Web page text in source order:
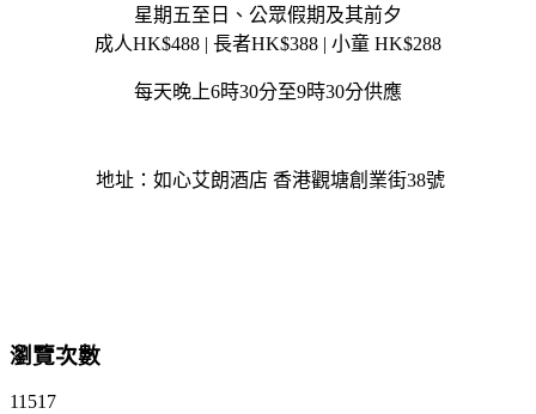
星期五至日、公眾假期及其前夕
成人HK$488 | 長者HK$388 | 小童 HK$288
每天晚上6時30分至9時30分供應
地址：如心艾朗酒店 香港觀塘創業街38號
瀏覽次數
11517